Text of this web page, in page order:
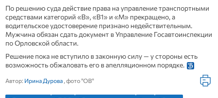
По решению суда действие права на управление транспортными
средствами категорий «В», «В1» и «М» прекращено, а
водительское удостоверение признано недействительным.
Мужчина обязан сдать документ в Управление Госавтоинспекции
по Орловской области.
Решение пока не вступило в законную силу — у стороны есть
возможность обжаловать его в апелляционном порядке.
Автор: Ирина Дурова, фото "ОВ"